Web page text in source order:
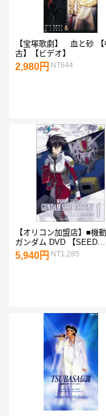
【宝塚歌劇】 血と砂 【
古】【ビデオ】
2,980円 NT644
【オリコン加盟店】■機
ガンダム DVD 【SEED
DESTINY 1】■送料無料
発売)【楽ギフ_包装選択】
5,940円 NT1,285